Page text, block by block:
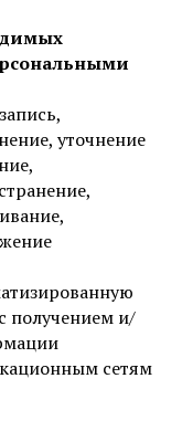
уточнение
получением и/
сетям